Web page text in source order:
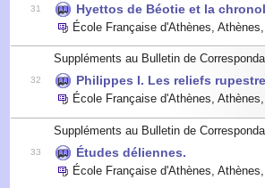
31 Hyettos de Béotie et la
École Française d'Athènes, Athènes
Suppléments au Bulletin de
32 Philippes I. Les reliefs
École Française d'Athènes, Athènes,
Suppléments au Bulletin de
33 Études déliennes.
École Française d'Athènes, Athènes